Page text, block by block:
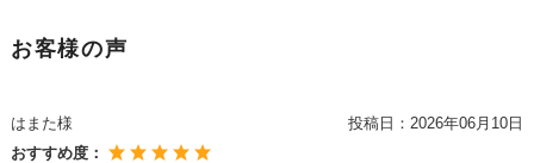
お客様の声
はまた様 投稿日： 2026年06月10日
おすすめ度：